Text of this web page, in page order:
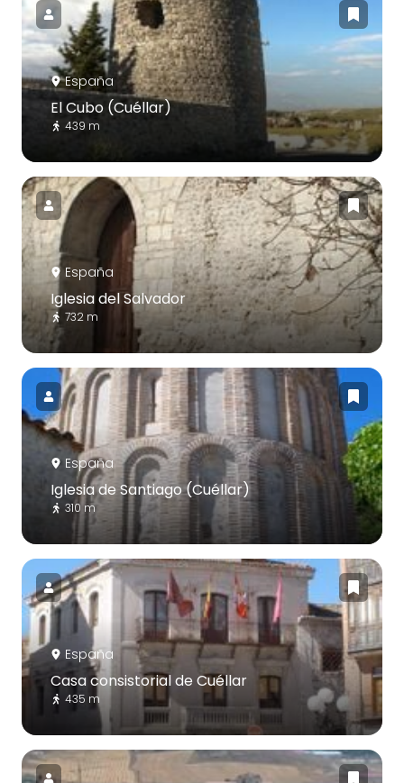
España
El Cubo (Cuéllar)
439 m
España
Iglesia del Salvador
732 m
España
Iglesia de Santiago (Cuéllar)
310 m
España
Casa consistorial de Cuéllar
435 m